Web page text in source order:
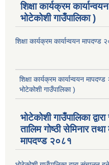
शिक्षा कार्यक्रम
भोटेकोशी गाउँपालिका )
शिक्षा कार्यक्रम कार्यान्वयन
शिक्षा कार्यक्रम कार्यान्वयन
भोटेकोशी गाउँपालिका )
भोटेकोशी गाउँपालिका
तालिम गोष्ठी सेमिनार
मापदण्ड २०८१